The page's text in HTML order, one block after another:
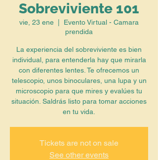
Sobreviviente 101
vie, 23 ene
Evento Virtual - Camara
prendida
La experiencia del sobreviviente es bien
individual, para entenderla hay que mirarla
con diferentes lentes. Te ofrecemos un
telescopio, unos binoculares, una lupa y un
microscopio para que mires y evalúes tu
situación. Saldrás listo para tomar acciones
en tu vida.
Tickets are not on sale
See other events